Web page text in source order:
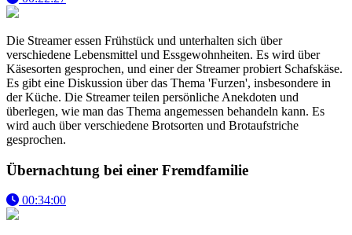
Die Streamer essen Frühstück und unterhalten sich über
verschiedene Lebensmittel und Essgewohnheiten. Es wird über
Käsesorten gesprochen, und einer der Streamer probiert Schafskäse.
Es gibt eine Diskussion über das Thema 'Furzen', insbesondere in
der Küche. Die Streamer teilen persönliche Anekdoten und
überlegen, wie man das Thema angemessen behandeln kann. Es
wird auch über verschiedene Brotsorten und Brotaufstriche
gesprochen.
Übernachtung bei einer Fremdfamilie
00:34:00